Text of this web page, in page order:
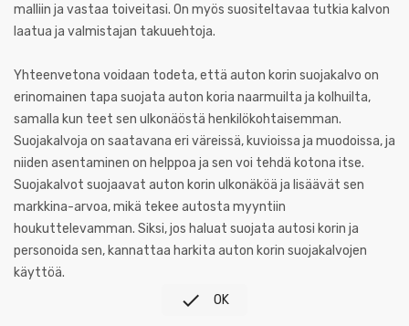
malliin ja vastaa toiveitasi. On myös suositeltavaa tutkia kalvon
laatua ja valmistajan takuuehtoja.
Yhteenvetona voidaan todeta, että auton korin suojakalvo on
erinomainen tapa suojata auton koria naarmuilta ja kolhuilta,
samalla kun teet sen ulkonäöstä henkilökohtaisemman.
Suojakalvoja on saatavana eri väreissä, kuvioissa ja muodoissa, ja
niiden asentaminen on helppoa ja sen voi tehdä kotona itse.
Suojakalvot suojaavat auton korin ulkonäköä ja lisäävät sen
markkina-arvoa, mikä tekee autosta myyntiin
houkuttelevamman. Siksi, jos haluat suojata autosi korin ja
personoida sen, kannattaa harkita auton korin suojakalvojen
käyttöä.
 OK